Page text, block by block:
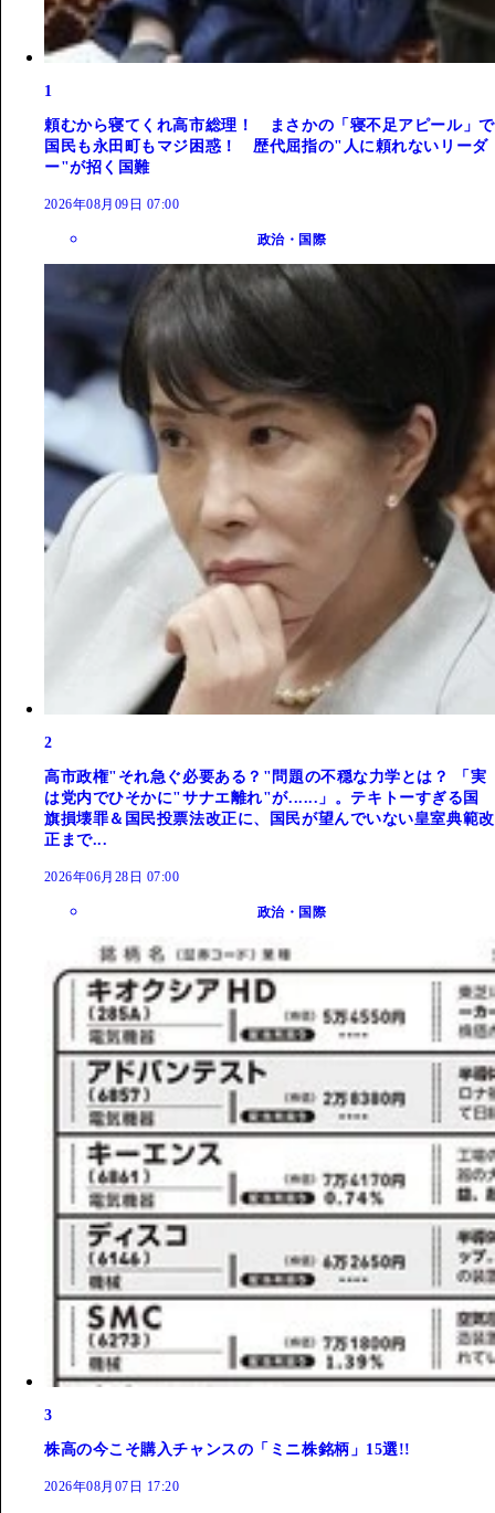
1
頼むから寝てくれ高市総理！ まさかの「寝不足アピール」で
国民も永田町もマジ困惑！ 歴代屈指の"人に頼れないリーダ
ー"が招く国難
2026年08月09日 07:00
政治・国際
2
高市政権"それ急ぐ必要ある？"問題の不穏な力学とは？ 「実
は党内でひそかに"サナエ離れ"が......」。テキトーすぎる国
旗損壊罪＆国民投票法改正に、国民が望んでいない皇室典範改
正まで...
2026年06月28日 07:00
政治・国際
3
株高の今こそ購入チャンスの「ミニ株銘柄」15選!!
2026年08月07日 17:20